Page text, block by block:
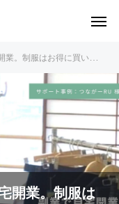
はお得に買い替える時代。
開業。制服は